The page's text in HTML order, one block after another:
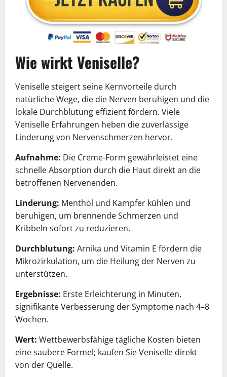
Wie wirkt Veniselle?
Veniselle steigert seine Kernvorteile durch
natürliche Wege, die die Nerven beruhigen und die
lokale Durchblutung effizient fördern. Viele
Veniselle Erfahrungen heben die zuverlässige
Linderung von Nervenschmerzen hervor.
Aufnahme: Die Creme-Form gewährleistet eine
schnelle Absorption durch die Haut direkt an die
betroffenen Nervenenden.
Linderung: Menthol und Kampfer kühlen und
beruhigen, um brennende Schmerzen und
Kribbeln sofort zu reduzieren.
Durchblutung: Arnika und Vitamin E fördern die
Mikrozirkulation, um die Heilung der Nerven zu
unterstützen.
Ergebnisse: Erste Erleichterung in Minuten,
signifikante Verbesserung der Symptome nach 4–8
Wochen.
Wert: Wettbewerbsfähige tägliche Kosten bieten
eine saubere Formel; kaufen Sie Veniselle direkt
von der Quelle.